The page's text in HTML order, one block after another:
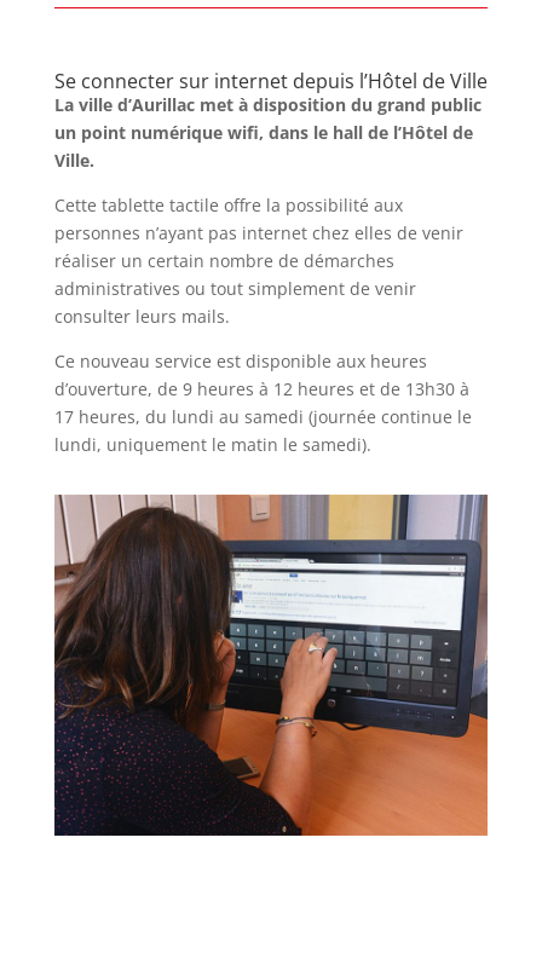
Se connecter sur internet depuis l’Hôtel de Ville
La ville d’Aurillac met à disposition du grand public
un point numérique wifi, dans le hall de l’Hôtel de
Ville.
Cette tablette tactile offre la possibilité aux
personnes n’ayant pas internet chez elles de venir
réaliser un certain nombre de démarches
administratives ou tout simplement de venir
consulter leurs mails.
Ce nouveau service est disponible aux heures
d’ouverture, de 9 heures à 12 heures et de 13h30 à
17 heures, du lundi au samedi (journée continue le
lundi, uniquement le matin le samedi).